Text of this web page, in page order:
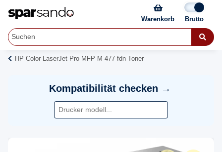
Warenkorb
HP Color LaserJet Pro MFP M 477 fdn Toner
Kompatibilität checken →